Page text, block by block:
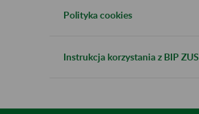
Polityka cookies
Instrukcja korzystania z BIP ZUS